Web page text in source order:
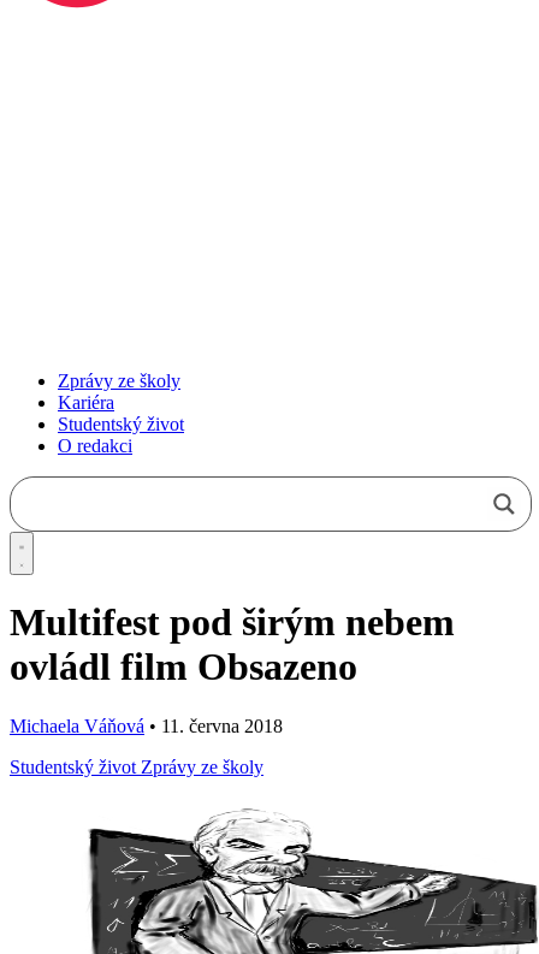
Zprávy ze školy
Kariéra
Studentský život
O redakci
Multifest pod širým nebem
ovládl film Obsazeno
Michaela Váňová • 11. června 2018
Studentský život Zprávy ze školy